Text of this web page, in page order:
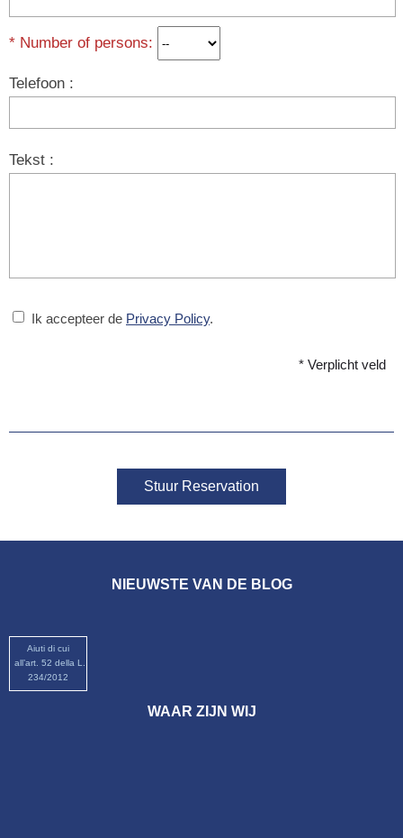
* Number of persons:
Telefoon :
Tekst :
Ik accepteer de Privacy Policy.
* Verplicht veld
Stuur Reservation
NIEUWSTE VAN DE BLOG
Aiuti di cui
all’art. 52 della L.
234/2012
WAAR ZIJN WIJ